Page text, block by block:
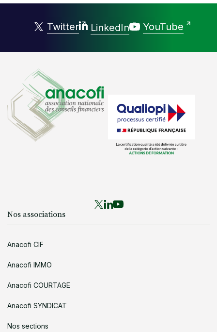
Twitter LinkedIn YouTube
Nos associations
Anacofi CIF
Anacofi IMMO
Anacofi COURTAGE
Anacofi SYNDICAT
Nos sections